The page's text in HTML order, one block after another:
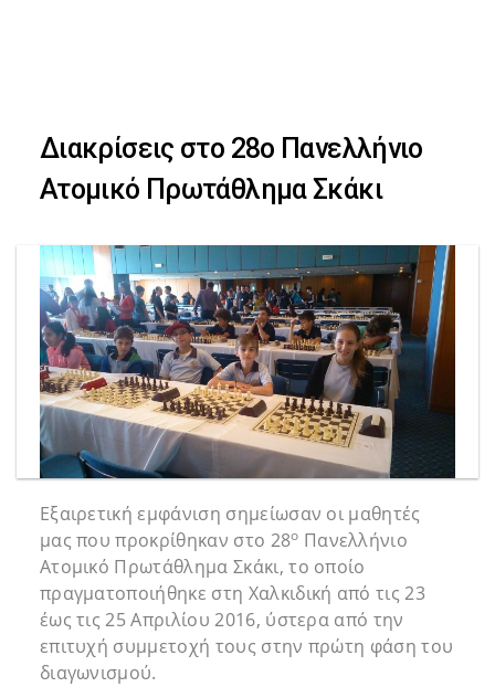
navigation
to
content
Διακρίσεις στο 28ο Πανελλήνιο
Ατομικό Πρωτάθλημα Σκάκι
Εξαιρετική εμφάνιση σημείωσαν οι μαθητές
μας που προκρίθηκαν στο 28ο Πανελλήνιο
Ατομικό Πρωτάθλημα Σκάκι, το οποίο
πραγματοποιήθηκε στη Χαλκιδική από τις 23
έως τις 25 Απριλίου 2016, ύστερα από την
επιτυχή συμμετοχή τους στην πρώτη φάση του
διαγωνισμού.